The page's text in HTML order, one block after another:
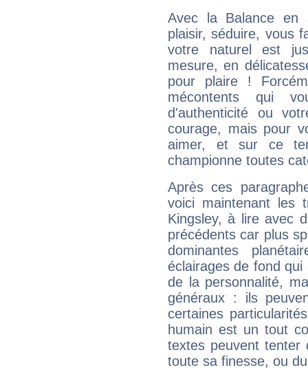
Avec la Balance en
plaisir, séduire, vous
votre naturel est
mesure, en
pour plaire !
mécontents qui
d'authenticité ou
courage, mais pour
aimer, et sur ce
championne toutes
Après ces
voici maintenant les
Kingsley, à lire avec
précédents car plus
dominantes
éclairages de fond
de la personnalité,
généraux : ils
certaines
humain est un tout
textes peuvent tenter
toute sa finesse, ou